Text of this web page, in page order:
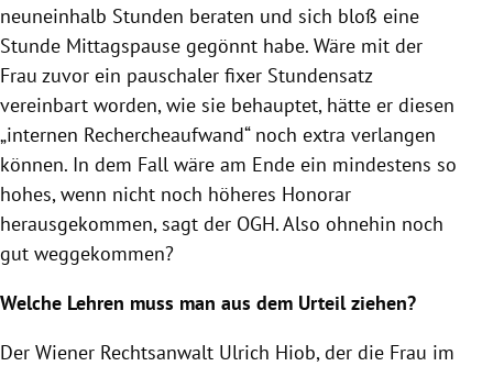
neuneinhalb Stunden beraten und sich bloß eine
Stunde Mittagspause gegönnt habe. Wäre mit der
Frau zuvor ein pauschaler fixer Stundensatz
vereinbart worden, wie sie behauptet, hätte er diesen
„internen Rechercheaufwand“ noch extra verlangen
können. In dem Fall wäre am Ende ein mindestens so
hohes, wenn nicht noch höheres Honorar
herausgekommen, sagt der OGH. Also ohnehin noch
gut weggekommen?
Welche Lehren muss man aus dem Urteil ziehen?
Der Wiener Rechtsanwalt Ulrich Hiob, der die Frau im